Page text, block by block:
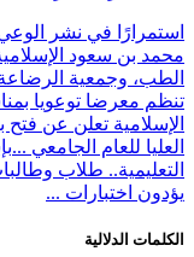
استمرارًا في نشر الوعي
محمد بن سعود
الطب، وجمعية الرضاعة
تنظم معرضا توعويا
الإسلامية تعلن عن
العليا للعام الجامعي ...
التعليمية.. طلاب
يؤدون اختبارات ...
الكلمات الدلالية